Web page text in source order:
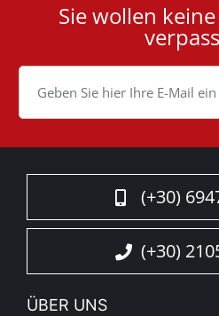
Cookie
Sie wollen
(+30)
(+30)
ÜBER UNS